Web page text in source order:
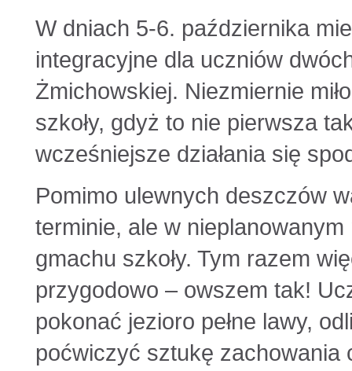
W dniach 5-6. października
integracyjne dla uczniów
Żmichowskiej. Niezmiernie
szkoły, gdyż to nie pierwsza
wcześniejsze działania się
Pomimo ulewnych deszczów
terminie, ale w
gmachu szkoły. Tym razem
przygodowo – owszem tak!
pokonać jezioro pełne lawy,
poćwiczyć sztukę